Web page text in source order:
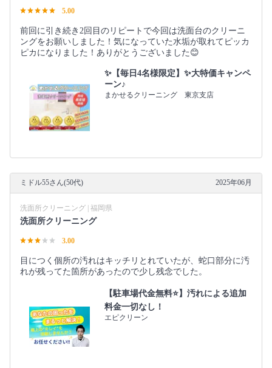
5.00
前回に引き続き2回目のリピートで今回は洗面台のクリーニ
ングをお願いしました！気になっていた水垢が取れてピッカ
ピカになりました！ありがとうございました😊
✨【毎日4名様限定】✨大特価キャンペ
ーン♪
まかせるクリーニング 東京支店
ミドル55さん(50代) 2025年06月
洗面所クリーニング | 福岡県
洗面所クリーニング
3.00
目につく個所の汚れはキッチリとれていたが、蛇口部分に汚
れが残ってた箇所があったので少し残念でした。
【駐車場代金無料⭐️】汚れによる追加
料金一切なし！
エピクリーン